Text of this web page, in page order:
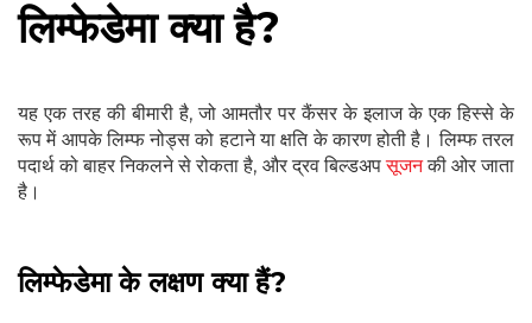
लिम्फेडेमा क्या है?
यह एक तरह की बीमारी है, जो आमतौर पर कैंसर के इलाज के एक हिस्से के
रूप में आपके लिम्फ नोड्स को हटाने या क्षति के कारण होती है। लिम्फ तरल
पदार्थ को बाहर निकलने से रोकता है, और द्रव बिल्डअपसूजनकी ओर जाता
है।
लिम्फेडेमा के लक्षण क्या हैं?